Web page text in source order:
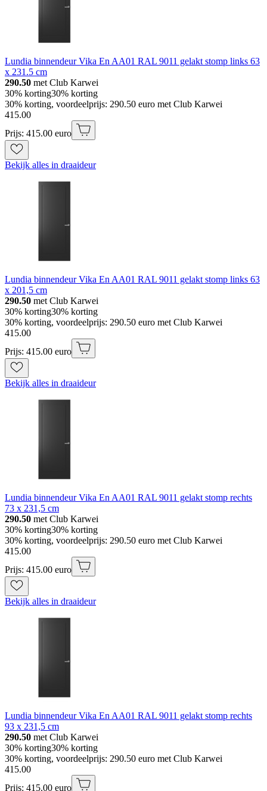
Lundia binnendeur Vika En AA01 RAL 9011 gelakt stomp links 63
x 231.5 cm
290.50 met Club Karwei
30% korting30% korting
30% korting, voordeelprijs: 290.50 euro met Club Karwei
415.00
Prijs: 415.00 euro
Bekijk alles in draaideur
Lundia binnendeur Vika En AA01 RAL 9011 gelakt stomp links 63
x 201,5 cm
290.50 met Club Karwei
30% korting30% korting
30% korting, voordeelprijs: 290.50 euro met Club Karwei
415.00
Prijs: 415.00 euro
Bekijk alles in draaideur
Lundia binnendeur Vika En AA01 RAL 9011 gelakt stomp rechts
73 x 231,5 cm
290.50 met Club Karwei
30% korting30% korting
30% korting, voordeelprijs: 290.50 euro met Club Karwei
415.00
Prijs: 415.00 euro
Bekijk alles in draaideur
Lundia binnendeur Vika En AA01 RAL 9011 gelakt stomp rechts
93 x 231,5 cm
290.50 met Club Karwei
30% korting30% korting
30% korting, voordeelprijs: 290.50 euro met Club Karwei
415.00
Prijs: 415.00 euro